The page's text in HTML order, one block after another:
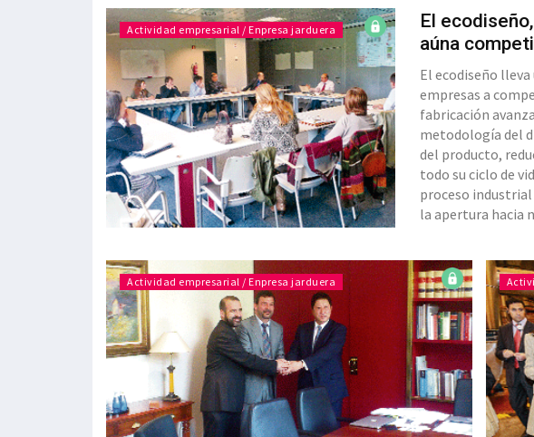
internacionalización como reto principal.
La empresa es consciente de que el
abastecimiento en
Actividad empresarial / Enpresa jarduera
El
aúna
El ecodiseño lleva
empresas a
fabricación
metodología del
del producto,
todo su ciclo de
proceso industrial
la apertura hacia
Actividad empresarial / Enpresa jarduera